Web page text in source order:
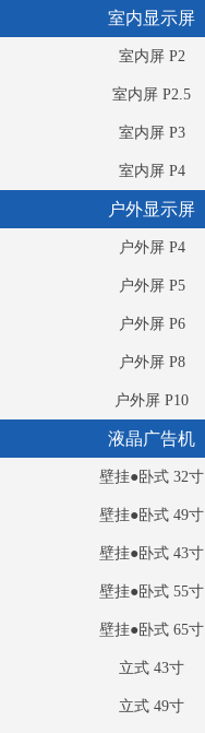
室内显示屏
室内屏 P2
室内屏 P2.5
室内屏 P3
室内屏 P4
户外显示屏
户外屏 P4
户外屏 P5
户外屏 P6
户外屏 P8
户外屏 P10
液晶广告机
壁挂●卧式 32寸
壁挂●卧式 49寸
壁挂●卧式 43寸
壁挂●卧式 55寸
壁挂●卧式 65寸
立式 43寸
立式 49寸